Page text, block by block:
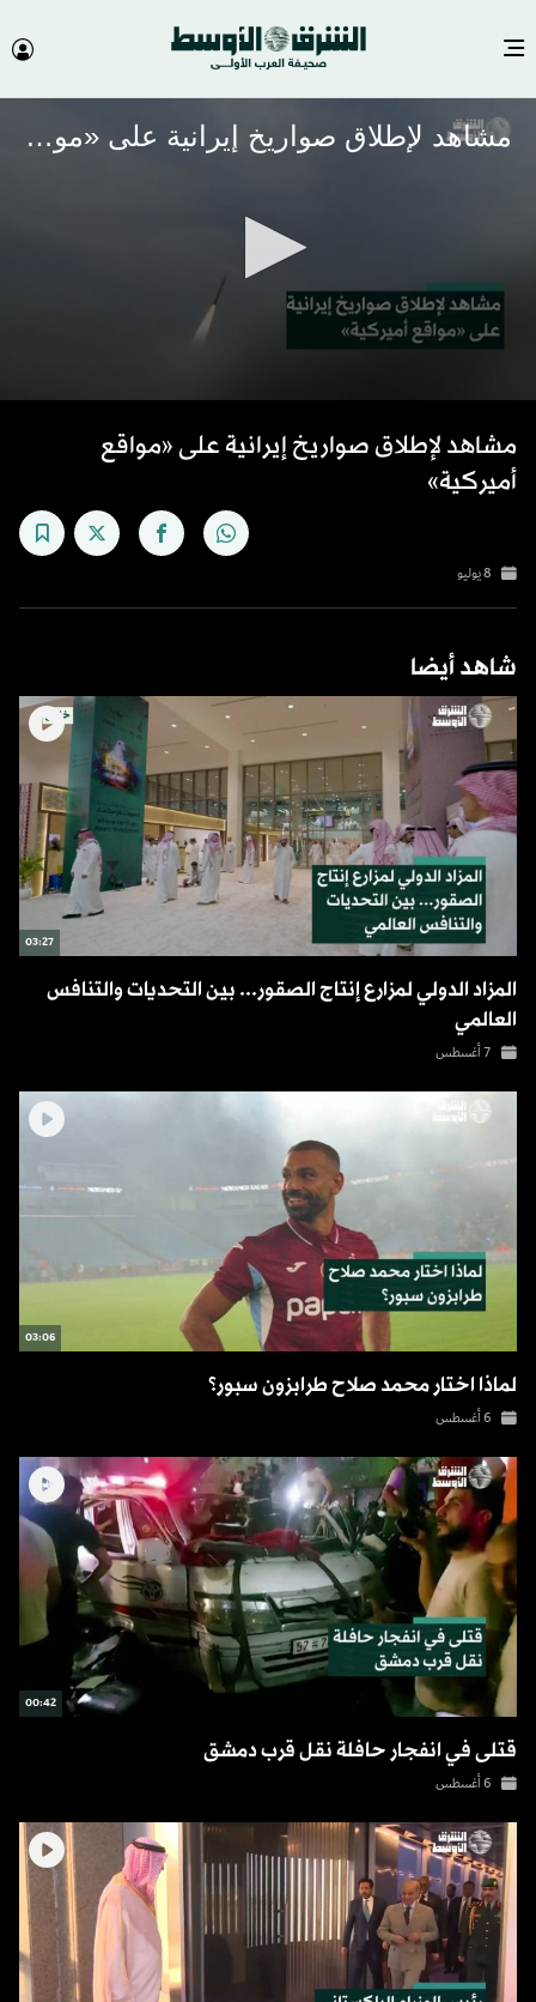
مشاهد لإطلاق صواريخ إيرانية على «مواقع أميركية»
مشاهد لإطلاق صواريخ إيرانية على «مواقع
أميركية»
8 يوليو
شاهد أيضا
03:27
المزاد الدولي لمزارع إنتاج الصقور... بين التحديات والتنافس
العالمي
7 أغسطس
03:06
لماذا اختار محمد صلاح طرابزون سبور؟
6 أغسطس
00:42
قتلى في انفجار حافلة نقل قرب دمشق
6 أغسطس